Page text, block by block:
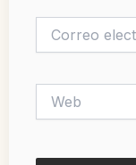
electrónico*